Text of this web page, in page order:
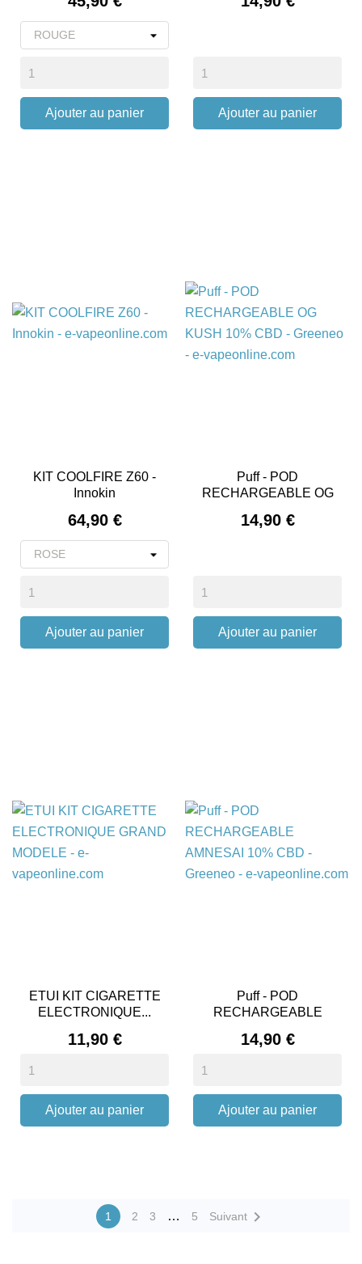
Ajouter au panier Ajouter au panier
KIT COOLFIRE Z60 -
Innokin
Prix
64,90 €
Ajouter au panier
Puff - POD
RECHARGEABLE OG
Prix
14,90 €
Ajouter au panier
ETUI KIT CIGARETTE
ELECTRONIQUE...
Prix
11,90 €
Ajouter au panier
Puff - POD
RECHARGEABLE
Prix
14,90 €
Ajouter au panier
1 2 3 … 5 Suivant